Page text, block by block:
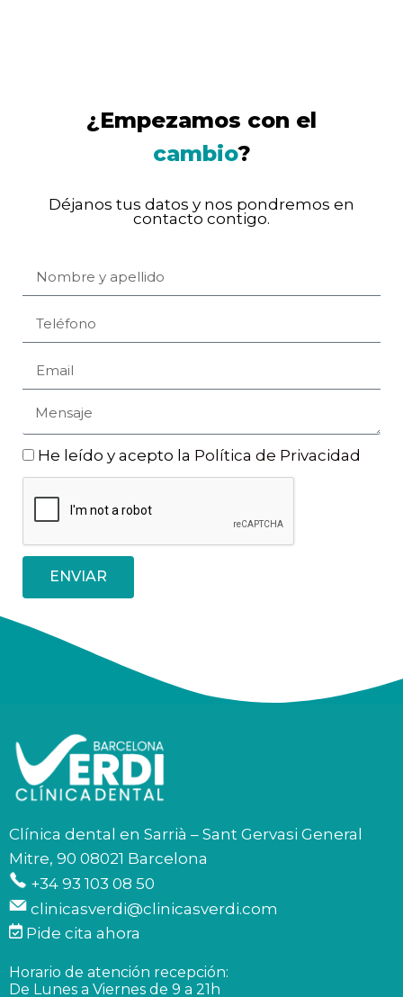
¿Empezamos con el
cambio?
Déjanos tus datos y nos pondremos en
contacto contigo.
He leído y acepto la Política de Privacidad
ENVIAR
Clínica dental en Sarrià – Sant Gervasi General
Mitre, 90 08021 Barcelona
+34 93 103 08 50
clinicasverdi@clinicasverdi.com
Pide cita ahora
Horario de atención recepción:
De Lunes a Viernes de 9 a 21h